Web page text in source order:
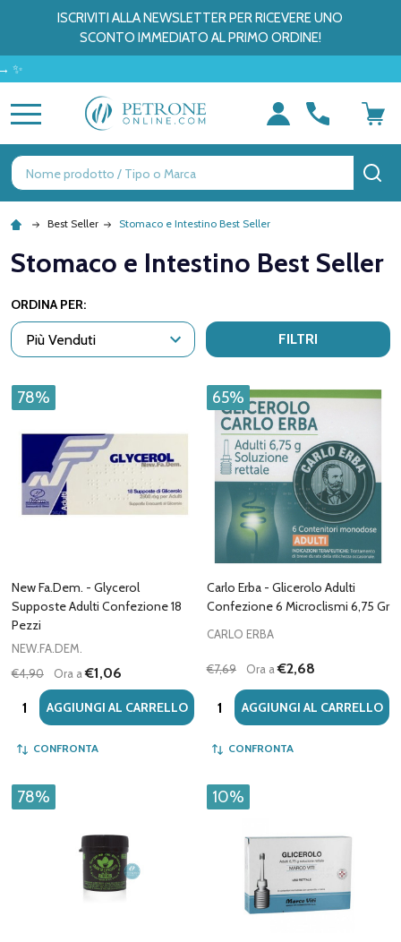
ISCRIVITI ALLA NEWSLETTER PER RICEVERE UNO
SCONTO IMMEDIATO AL PRIMO ORDINE!
Ricerca
Best Seller Stomaco e Intestino Best Seller
Stomaco e Intestino Best Seller
ORDINA PER:
FILTRI
78%
New Fa.Dem. - Glycerol
Supposte Adulti Confezione 18
Pezzi
NEW.FA.DEM.
€4,90
Ora a€1,06
Quantità:AGGIUNGI AL CARRELLO
CONFRONTA
65%
Carlo Erba - Glicerolo Adulti
Confezione 6 Microclismi 6,75 Gr
CARLO ERBA
€7,69 Ora a€2,68
Quantità:AGGIUNGI AL CARRELLO
CONFRONTA
78% 10%